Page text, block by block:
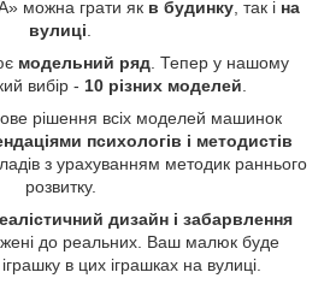
можна грати якв будинку, так і на
вулиці
модельний ряд . Тепер у нашому
вибір - 10 різних моделей
рішення всіх моделей машинок
психологів і методистів
з урахуванням методик раннього
розвитку.
дизайн і забарвлення
до реальних. Ваш малюк буде
в цих іграшках на вулиці.